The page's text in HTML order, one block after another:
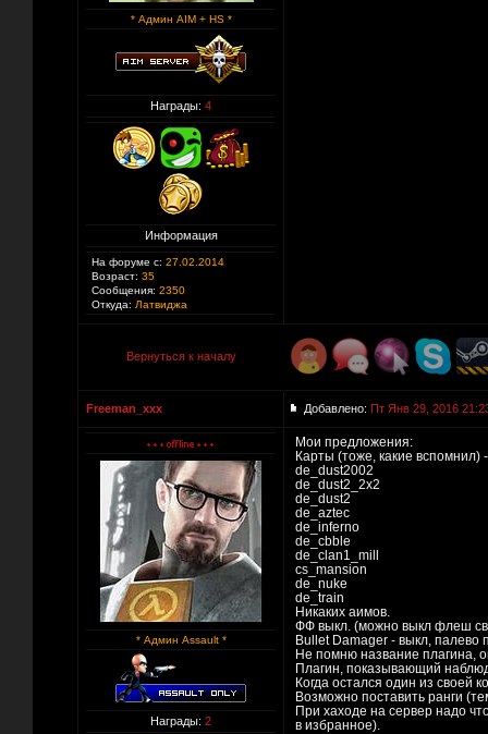
* Админ AIM + HS *
Награды: 4
Информация
На форуме с: 27.02.2014
Возраст: 35
Сообщения: 2350
Откуда: Латвиджа
Вернуться к началу
Freeman_xxx Добавлено: Пт Янв 29, 2016
* Админ Assault *
Награды: 2
Мои предложения:
Карты (тоже, какие вспомнил) -
de_dust2002
de_dust2_2x2
de_dust2
de_aztec
de_inferno
de_cbble
de_clan1_mill
cs_mansion
de_nuke
de_train
Никаких аимов.
ФФ выкл. (можно выкл флеш
Bullet Damager - выкл, палево
Не помню название плагина,
Плагин, показывающий
Когда остался один из своей
Возможно поставить ранги
При хаходе на сервер надо
в избранное).